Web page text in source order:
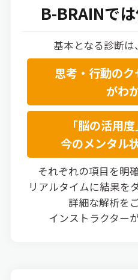
B-BRAINで
基本となる診断は
思考・行動のク
がわ
「脳の活用
今のメンタル
それぞれの項目を明
リアルタイムに結果を
詳細な解析を
インストラクター